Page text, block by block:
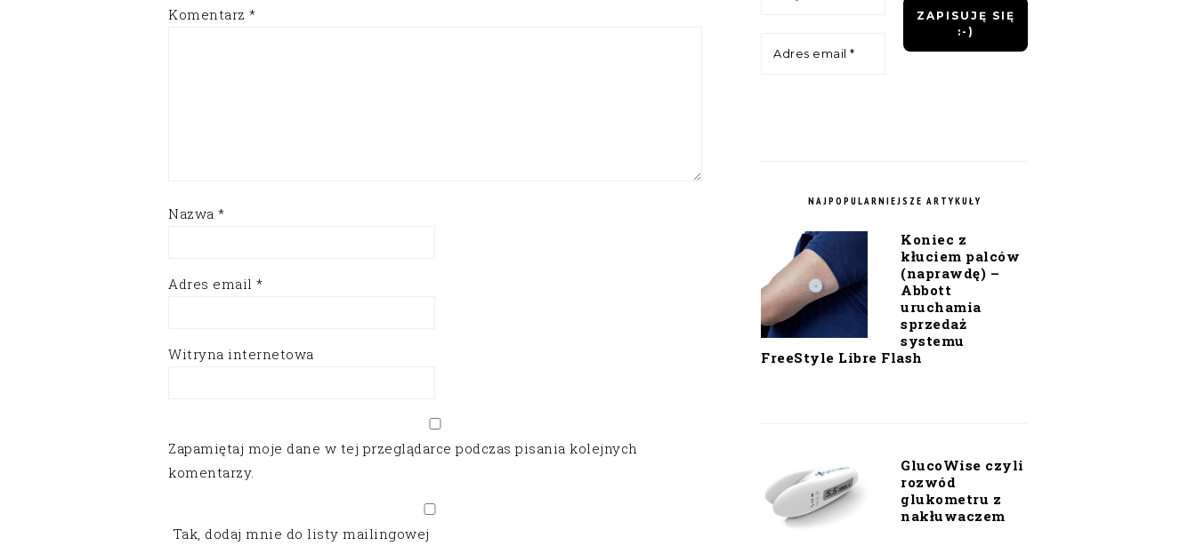
Komentarz *
Nazwa *
Adres email *
Witryna internetowa
Zapamiętaj moje dane w tej przeglądarce podczas pisania kolejnych
komentarzy.
Tak, dodaj mnie do listy mailingowej
NAJPOPULARNIEJSZE ARTYKUŁY
Koniec z
kłuciem palców
(naprawdę) –
Abbott
uruchamia
sprzedaż
systemu
FreeStyle Libre Flash
GlucoWise czyli
rozwód
glukometru z
nakłuwaczem